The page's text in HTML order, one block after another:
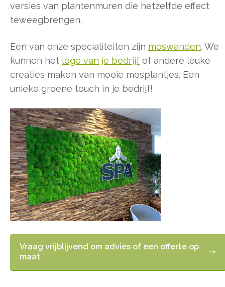
versies van plantenmuren die hetzelfde effect
teweegbrengen.
Een van onze specialiteiten zijn moswanden. We
kunnen het logo van je bedrijf of andere leuke
creaties maken van mooie mosplantjes. Een
unieke groene touch in je bedrijf!
Vraag vrijblijvend om advies of een offerte op
maat